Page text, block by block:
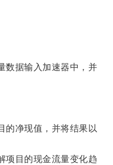
据输入加速器中，并
净现值，并将结果以
目的现金流量变化趋